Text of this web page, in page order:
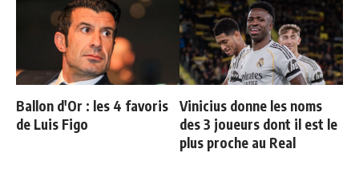
Ballon d'Or : les 4 favoris
de Luis Figo
Vinicius donne les noms
des 3 joueurs dont il est le
plus proche au Real